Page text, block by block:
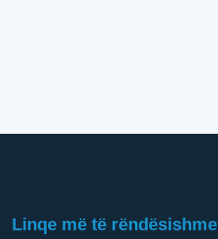
Linqe më të rëndësishme